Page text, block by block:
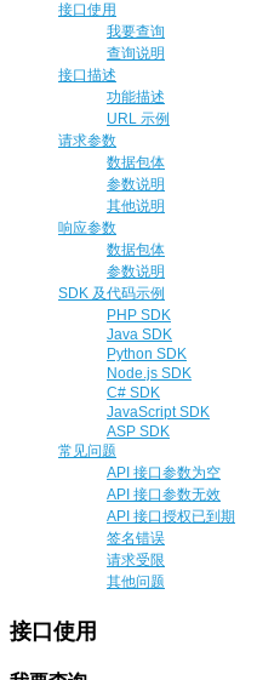
接口使用
我要查询
查询说明
接口描述
功能描述
URL 示例
请求参数
数据包体
参数说明
其他说明
响应参数
数据包体
参数说明
SDK 及代码示例
PHP SDK
Java SDK
Python SDK
Node.js SDK
C# SDK
JavaScript SDK
ASP SDK
常见问题
API 接口参数为空
API 接口参数无效
API 接口授权已到期
签名错误
请求受限
其他问题
接口使用